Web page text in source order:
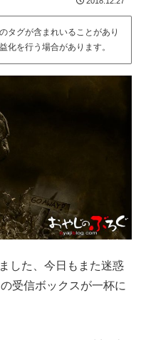
タグが含まれいることがあり
化を行う場合があります。
した、今日もまた迷惑
受信ボックスが一杯に